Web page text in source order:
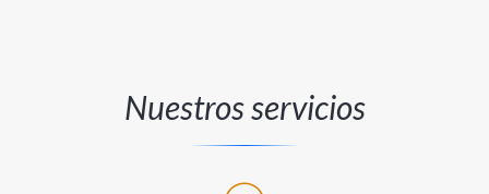
Nuestros servicios